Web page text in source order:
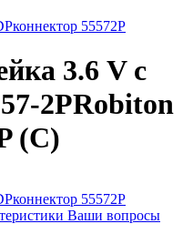
коннектор 55572P
3.6 V с
2PRobiton
(C)
коннектор 55572P
Ваши вопросы